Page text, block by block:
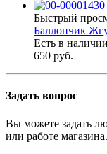
Быстрый
Баллончик
Есть в наличии
650 руб.
Задать вопрос
Вы можете задать
или работе магазина.